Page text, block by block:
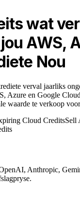
wat
AWS,
Nou
verval jaarliks
Azure en Google
waarde te verkoop
Cloud CreditsSell
Anthropic,